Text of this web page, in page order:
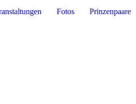
Fotos Prinzenpaare